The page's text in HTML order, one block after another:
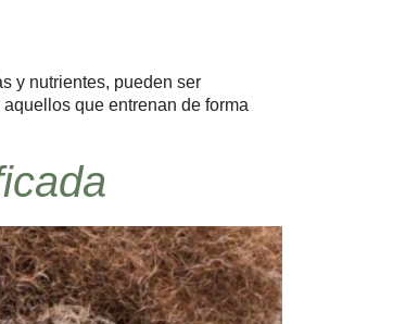
y nutrientes, pueden ser
que entrenan de forma